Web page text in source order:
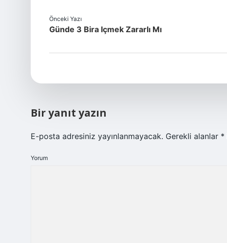
Önceki Yazı
Günde 3 Bira Içmek Zararlı Mı
Bir yanıt yazın
E-posta adresiniz yayınlanmayacak. Gerekli alanlar *
Yorum